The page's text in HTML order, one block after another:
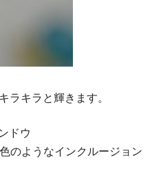
ラキラと輝きます。
ドウ
のようなインクルージョン